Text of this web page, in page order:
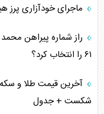
فضای مجازی، چالش
پیامدهای خطرناک
ماجرای خودآزاری پرز
راز شماره پیراهن
۶۱ را انتخاب کرد؟
شکست + جدول